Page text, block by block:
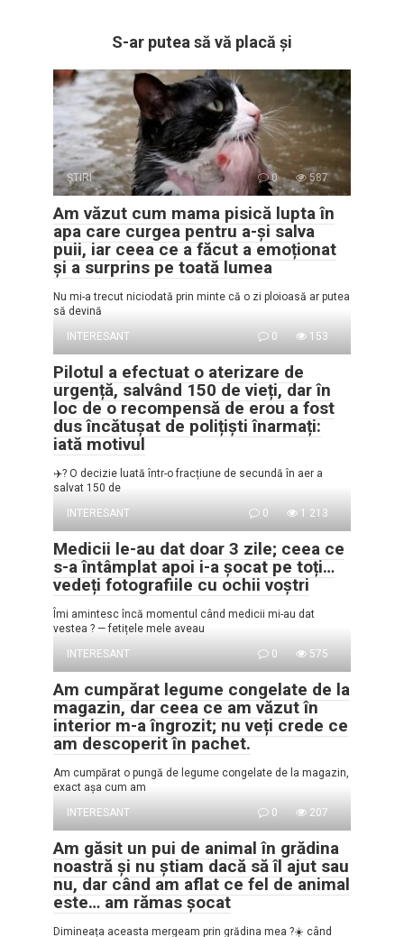
S-ar putea să vă placă și
ŞTIRI 0 587
Am văzut cum mama pisică lupta în
apa care curgea pentru a-și salva
puii, iar ceea ce a făcut a emoționat
și a surprins pe toată lumea
Nu mi-a trecut niciodată prin minte că o zi ploioasă ar putea
să devină
INTERESANT
0 153
Pilotul a efectuat o aterizare de
urgență, salvând 150 de vieți, dar în
loc de o recompensă de erou a fost
dus încătușat de polițiști înarmați:
iată motivul
✈️? O decizie luată într-o fracțiune de secundă în aer a
salvat 150 de
INTERESANT
0 1 213
Medicii le-au dat doar 3 zile; ceea ce
s-a întâmplat apoi i-a șocat pe toți…
vedeți fotografiile cu ochii voștri
Îmi amintesc încă momentul când medicii mi-au dat
vestea ? — fetițele mele aveau
INTERESANT
0 575
Am cumpărat legume congelate de la
magazin, dar ceea ce am văzut în
interior m-a îngrozit; nu veți crede ce
am descoperit în pachet.
Am cumpărat o pungă de legume congelate de la magazin,
exact așa cum am
INTERESANT
0 207
Am găsit un pui de animal în grădina
noastră și nu știam dacă să îl ajut sau
nu, dar când am aflat ce fel de animal
este… am rămas șocat
Dimineața aceasta mergeam prin grădina mea ?☀️ când